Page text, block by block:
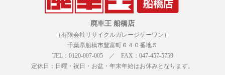
廃車王 船橋店
（有限会社リサイクルガレージケーワン）
千葉県船橋市豊富町６４０番地５
TEL：0120-007-005 ／ FAX：047-457-5759
定休日：日曜・祝日・お盆・年末年始はお休みとなります。